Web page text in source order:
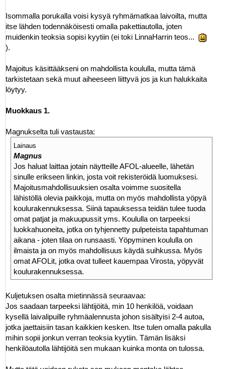
Isommalla porukalla voisi kysyä ryhmämatkaa laivoilta, mutta
itse lähden todennäköisesti omalla pakettiautolla, joten
muidenkin teoksia sopisi kyytiin (ei toki LinnaHarrin teos...
).
Majoitus käsittääkseni on mahdollista koululla, mutta tämä
tarkistetaan sekä muut aiheeseen liittyvä jos ja kun halukkaita
löytyy.
Muokkaus 1.
Magnukselta tuli vastausta:
Lainaus
Magnus
Jos haluat laittaa jotain näytteille AFOL-alueelle, lähetän
sinulle erikseen linkin, josta voit rekisteröidä luomuksesi.
Majoitusmahdollisuuksien osalta voimme suositella
lähistöllä olevia paikkoja, mutta on myös mahdollista yöpyä
koulurakennuksessa. Siinä tapauksessa teidän tulee tuoda
omat patjat ja makuupussit yms. Koululla on tarpeeksi
luokkahuoneita, jotka on tyhjennetty pulpeteista tapahtuman
aikana - joten tilaa on runsaasti. Yöpyminen koululla on
ilmaista ja on myös mahdollisuus käydä suihkussa. Myös
omat AFOLit, jotka ovat tulleet kauempaa Virosta, yöpyvät
koulurakennuksessa.
Kuljetuksen osalta mietinnässä seuraavaa:
Jos saadaan tarpeeksi lähtijöitä, min 10 henkilöä, voidaan
kysellä laivalipuille ryhmäalennusta johon sisältyisi 2-4 autoa,
jotka jaettaisiin tasan kaikkien kesken. Itse tulen omalla pakulla
mihin sopii jonkun verran teoksia kyytiin. Tämän lisäksi
henkilöautolla lähtijöitä sen mukaan kuinka monta on tulossa.